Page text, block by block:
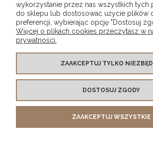
WARUNKI ZAKUPÓW
MOJE KONTO
INFORMACJE O SKLEPIE
wykorzystanie przez nas wszystkich tych
do sklepu lub dostosować użycie plików
preferencji, wybierając opcję "Dostosuj
Więcej o plikach cookies przeczytasz w
prywatności.
ZAAKCEPTUJ TYLKO
DOSTOSUJ ZGODY
ZAAKCEPTUJ WSZYSTKIE